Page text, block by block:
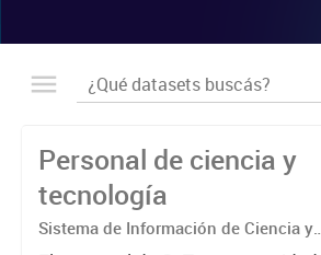
Personal de ciencia y
tecnología
Sistema de Información de Ciencia y